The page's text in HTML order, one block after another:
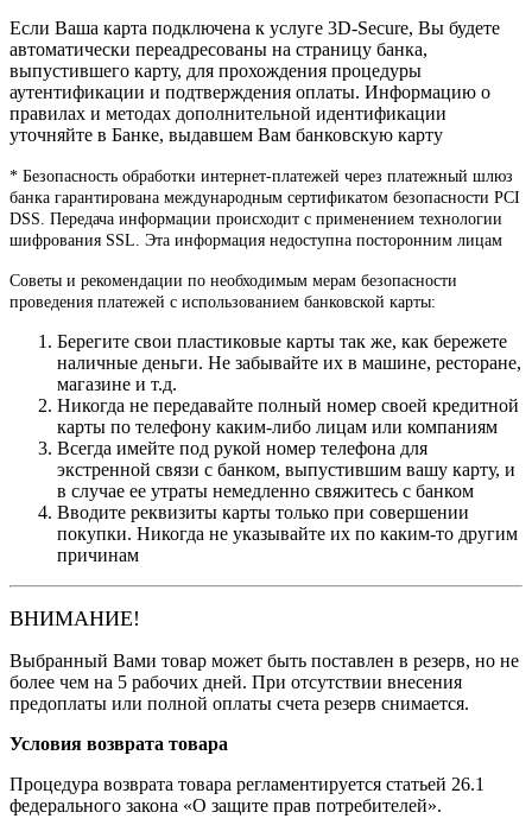
Если Ваша карта подключена к услуге 3D-Secure, Вы будете
автоматически переадресованы на страницу банка,
выпустившего карту, для прохождения процедуры
аутентификации и подтверждения оплаты. Информацию о
правилах и методах дополнительной идентификации
уточняйте в Банке, выдавшем Вам банковскую карту
* Безопасность обработки интернет-платежей через платежный шлюз
банка гарантирована международным сертификатом безопасности PCI
DSS. Передача информации происходит с применением технологии
шифрования SSL. Эта информация недоступна посторонним лицам
Советы и рекомендации по необходимым мерам безопасности
проведения платежей с использованием банковской карты:
Берегите свои пластиковые карты так же, как бережете
наличные деньги. Не забывайте их в машине, ресторане,
магазине и т.д.
Никогда не передавайте полный номер своей кредитной
карты по телефону каким-либо лицам или компаниям
Всегда имейте под рукой номер телефона для
экстренной связи с банком, выпустившим вашу карту, и
в случае ее утраты немедленно свяжитесь с банком
Вводите реквизиты карты только при совершении
покупки. Никогда не указывайте их по каким-то другим
причинам
ВНИМАНИЕ!
Выбранный Вами товар может быть поставлен в резерв, но не
более чем на 5 рабочих дней. При отсутствии внесения
предоплаты или полной оплаты счета резерв снимается.
Условия возврата товара
Процедура возврата товара регламентируется статьей 26.1
федерального закона «О защите прав потребителей».